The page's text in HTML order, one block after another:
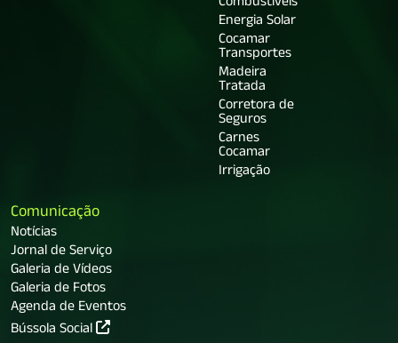
Energia Solar
Cocamar
Transportes
Madeira
Tratada
Corretora de
Seguros
Carnes
Cocamar
Irrigação
Comunicação
Notícias
Jornal de Serviço
Galeria de Vídeos
Galeria de Fotos
Agenda de Eventos
Bússola Social